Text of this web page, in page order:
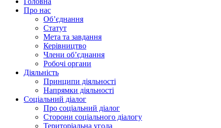
Про нас
Об’єднання
Статут
Мета та завдання
Керівництво
Члени об’єднання
Робочі органи
Діяльність
Принципи діяльності
Напрямки діяльності
Соціальний діалог
Про соціальний діалог
Сторони соціального діалогу
Територіальна угода